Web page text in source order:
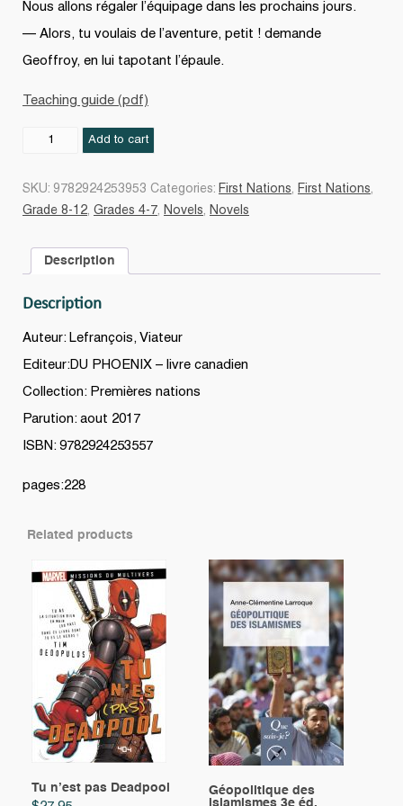
Nous allons régaler l’équipage dans les prochains jours.
— Alors, tu voulais de l’aventure, petit ! demande
Geoffroy, en lui tapotant l’épaule.
Teaching guide (pdf)
Aventures
Cartier
Add to cart
SKU: 9782924253953 Categories: First Nations, First Nations,
Grade 8-12, Grades 4-7, Novels, Novels
Description
Description
Auteur: Lefrançois, Viateur
Editeur:DU PHOENIX – livre canadien
Collection: Premières nations
Parution: aout 2017
ISBN: 9782924253557
pages:228
Related products
Tu n’est pas Deadpool
Géopolitique des
islamismes 3e éd.